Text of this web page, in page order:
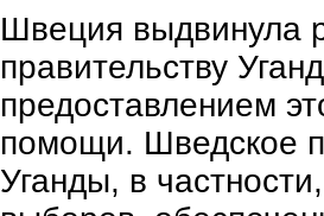
Швеция выдвинула
правительству
предоставлением
помощи. Шведское
Уганды, в